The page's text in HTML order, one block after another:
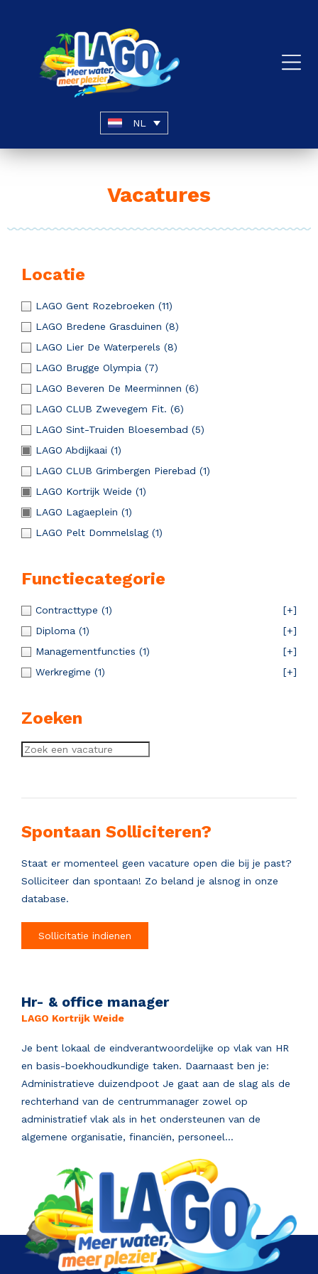
NL
Vacatures
Locatie
LAGO Gent Rozebroeken (11)
LAGO Bredene Grasduinen (8)
LAGO Lier De Waterperels (8)
LAGO Brugge Olympia (7)
LAGO Beveren De Meerminnen (6)
LAGO CLUB Zwevegem Fit. (6)
LAGO Sint-Truiden Bloesembad (5)
LAGO Abdijkaai (1)
LAGO CLUB Grimbergen Pierebad (1)
LAGO Kortrijk Weide (1)
LAGO Lagaeplein (1)
LAGO Pelt Dommelslag (1)
Functiecategorie
Contracttype (1)
[+]
Diploma (1)
[+]
Managementfuncties (1)
[+]
Werkregime (1) [+]
Zoeken
Spontaan Solliciteren?
Staat er momenteel geen vacature open die bij je past?
Solliciteer dan spontaan! Zo beland je alsnog in onze
database.
Sollicitatie indienen
Hr- & office manager
LAGO Kortrijk Weide
Je bent lokaal de eindverantwoordelijke op vlak van HR
en basis-boekhoudkundige taken. Daarnaast ben je:
Administratieve duizendpoot Je gaat aan de slag als de
rechterhand van de centrummanager zowel op
administratief vlak als in het ondersteunen van de
algemene organisatie, financiën, personeel...